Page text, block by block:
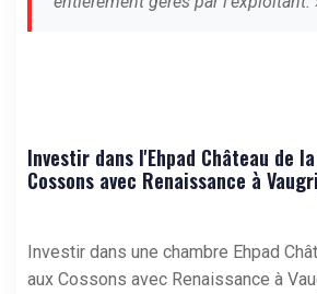
Investir dans l'Ehpad Château de
Cossons avec Renaissance à
Investir dans une chambre Ehpad
aux Cossons avec Renaissance à